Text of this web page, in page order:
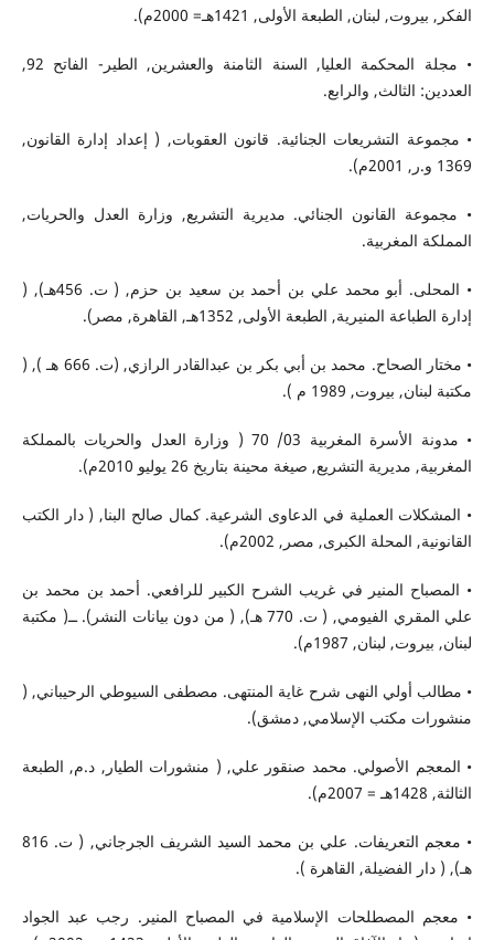
الفكر, بيروت, لبنان, الطبعة الأولى, 1421هـ= 2000م).
• مجلة المحكمة العليا, السنة الثامنة والعشرين, الطير- الفاتح 92,
العددين: الثالث, والرابع.
• مجموعة التشريعات الجنائية. قانون العقوبات, ( إعداد إدارة القانون,
1369 و.ر, 2001م).
• مجموعة القانون الجنائي. مديرية التشريع, وزارة العدل والحريات,
المملكة المغربية.
• المحلى. أبو محمد علي بن أحمد بن سعيد بن حزم, ( ت. 456هـ), (
إدارة الطباعة المنيرية, الطبعة الأولى, 1352هـ, القاهرة, مصر).
• مختار الصحاح. محمد بن أبي بكر بن عبدالقادر الرازي, (ت. 666 هـ ), (
مكتبة لبنان, بيروت, 1989 م ).
• مدونة الأسرة المغربية 03/ 70 ( وزارة العدل والحريات بالمملكة
المغربية, مديرية التشريع, صيغة محينة بتاريخ 26 يوليو 2010م).
• المشكلات العملية في الدعاوى الشرعية. كمال صالح البنا, ( دار الكتب
القانونية, المحلة الكبرى, مصر, 2002م).
• المصباح المنير في غريب الشرح الكبير للرافعي. أحمد بن محمد بن
علي المقري الفيومي, ( ت. 770 هـ), ( من دون بيانات النشر). ــ( مكتبة
لبنان, بيروت, لبنان, 1987م).
• مطالب أولي النهى شرح غاية المنتهى. مصطفى السيوطي الرحيباني, (
منشورات مكتب الإسلامي, دمشق).
• المعجم الأصولي. محمد صنقور علي, ( منشورات الطيار, د.م, الطبعة
الثالثة, 1428هـ = 2007م).
• معجم التعريفات. علي بن محمد السيد الشريف الجرجاني, ( ت. 816
هـ), ( دار الفضيلة, القاهرة ).
• معجم المصطلحات الإسلامية في المصباح المنير. رجب عبد الجواد